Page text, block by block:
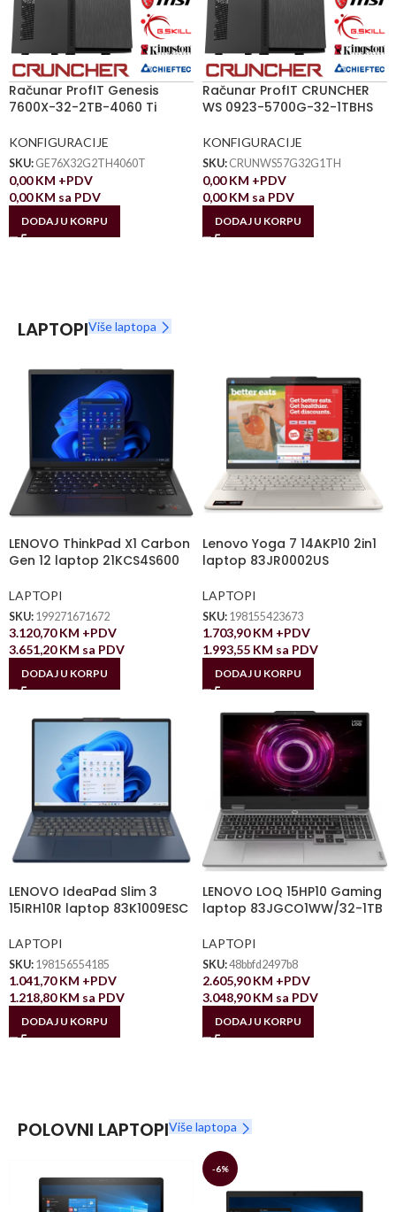
Računar ProfIT Genesis
7600X-32-2TB-4060 Ti
KONFIGURACIJE
SKU: GE76X32G2TH4060T
0,00KM +PDV
0,00KM sa PDV
DODAJ U KORPU
Računar ProfIT CRUNCHER
WS 0923-5700G-32-1TBHS
KONFIGURACIJE
SKU: CRUNWS57G32G1TH
0,00KM +PDV
0,00KM sa PDV
DODAJ U KORPU
LAPTOPIViše laptopa
LENOVO ThinkPad X1 Carbon
Gen 12 laptop 21KCS4S600
LAPTOPI
SKU: 199271671672
3.120,70KM +PDV
3.651,20KM sa PDV
DODAJ U KORPU
Lenovo Yoga 7 14AKP10 2in1
laptop 83JR0002US
LAPTOPI
SKU: 198155423673
1.703,90KM +PDV
1.993,55 KM sa PDV
DODAJ U KORPU
LENOVO IdeaPad Slim 3
15IRH10R laptop 83K1009ESC
LAPTOPI
SKU: 198156554185
1.041,70KM +PDV
1.218,80KM sa PDV
DODAJ U KORPU
LENOVO LOQ 15HP10 Gaming
laptop 83JGCO1WW/32-1TB
LAPTOPI
SKU:48bbfd2497b8
2.605,90KM +PDV
3.048,90KM sa PDV
DODAJ U KORPU
POLOVNI LAPTOPIViše laptopa
-6%